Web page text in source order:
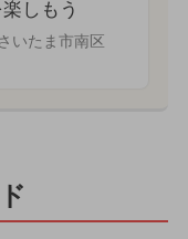
しもう
いたま市南区